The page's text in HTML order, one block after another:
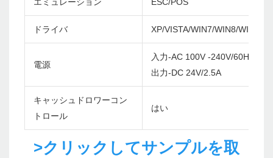
ドライバ XP/VISTA/WIN7/WIN8/WIN10/
電源
入力-AC 100V -240V/60Hz
出力-DC 24V/2.5A
キャッシュドロワーコン
トロール
はい
>クリックしてサンプルを取